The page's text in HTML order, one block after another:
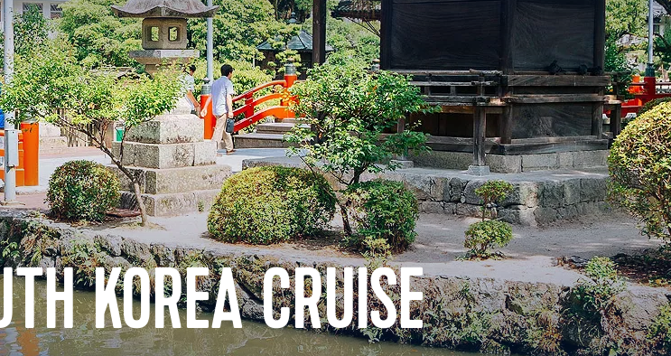
KOREA CRUISE